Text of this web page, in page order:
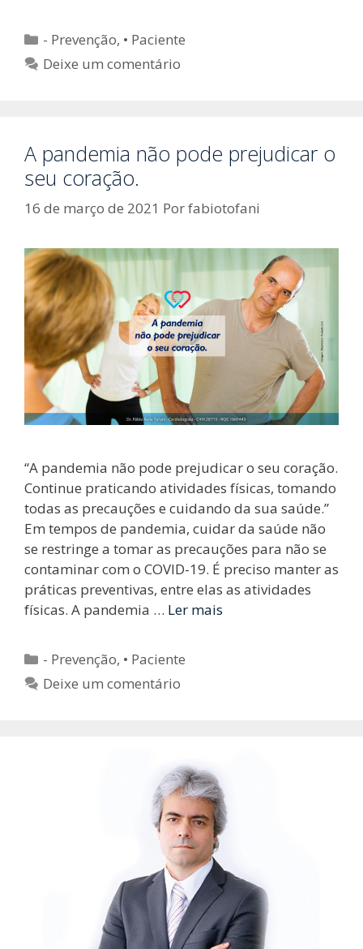
Categorias
- Prevenção, • Paciente
Deixe um comentário
A pandemia não pode prejudicar o
seu coração.
16 de março de 2021 Porfabiotofani
“A pandemia não pode prejudicar o seu coração.
Continue praticando atividades físicas, tomando
todas as precauções e cuidando da sua saúde.”
Em tempos de pandemia, cuidar da saúde não
se restringe a tomar as precauções para não se
contaminar com o COVID-19. É preciso manter as
práticas preventivas, entre elas as atividades
físicas. A pandemia … Ler mais
Categorias
- Prevenção, • Paciente
Deixe um comentário